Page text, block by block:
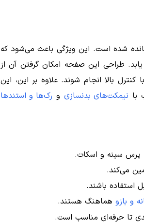
شده است. این ویژگی باعث می‌شود که
طراحی این صفحه امکان گرفتن آن از
بالا انجام شوند. علاوه بر این، این
با نیمکت‌های بدنسازیو رک‌ها و استندها
پرس سینه و اسکات.
می‌کند.
باشند.
و بازو هماهنگ هستند.